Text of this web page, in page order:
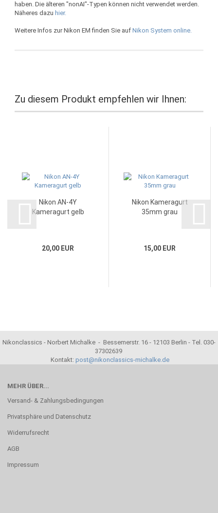
haben. Die älteren "nonAI"-Typen können nicht verwendet werden.
Näheres dazu hier.
Weitere Infos zur Nikon EM finden Sie auf Nikon System online.
Zu diesem Produkt empfehlen wir Ihnen:
Nikon AN-4Y
Kameragurt gelb
20,00 EUR
Nikon Kameragurt
35mm grau
15,00 EUR
Nikonclassics - Norbert Michalke - Bessemerstr. 16 - 12103 Berlin - Tel. 030-
37302639
Kontakt: post@nikonclassics-michalke.de
MEHR ÜBER...
Versand- & Zahlungsbedingungen
Privatsphäre und Datenschutz
Widerrufsrecht
AGB
Impressum